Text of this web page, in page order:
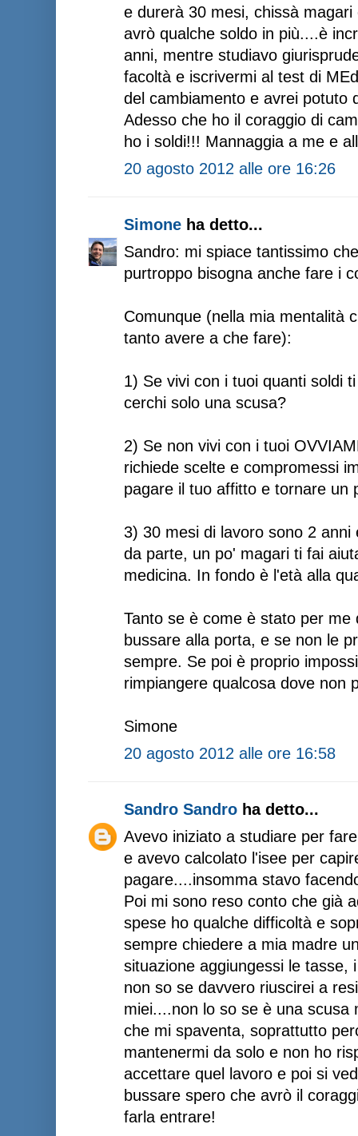
e durerà 30 mesi, chissà
avrò qualche soldo in più....è
anni, mentre studiavo
facoltà e iscrivermi al test di
del cambiamento e avrei potuto
Adesso che ho il coraggio di
ho i soldi!!! Mannaggia a me e
20 agosto 2012 alle ore 16:26
Simone ha detto...
Sandro: mi spiace tantissimo
purtroppo bisogna anche fare i
Comunque (nella mia mentalità
tanto avere a che fare):
1) Se vivi con i tuoi quanti soldi
cerchi solo una scusa?
2) Se non vivi con i tuoi
richiede scelte e compromessi
pagare il tuo affitto e tornare un
3) 30 mesi di lavoro sono 2
da parte, un po' magari ti fai
medicina. In fondo è l'età alla
Tanto se è come è stato per me
bussare alla porta, e se non le
sempre. Se poi è proprio
rimpiangere qualcosa dove non
Simone
20 agosto 2012 alle ore 16:58
Sandro Sandro ha detto...
Avevo iniziato a studiare per
e avevo calcolato l'isee per
pagare....insomma stavo
Poi mi sono reso conto che già
spese ho qualche difficoltà e
sempre chiedere a mia madre
situazione aggiungessi le tasse,
non so se davvero riuscirei a
miei....non lo so se è una scusa
che mi spaventa, soprattutto
mantenermi da solo e non ho
accettare quel lavoro e poi si
bussare spero che avrò il
farla entrare!